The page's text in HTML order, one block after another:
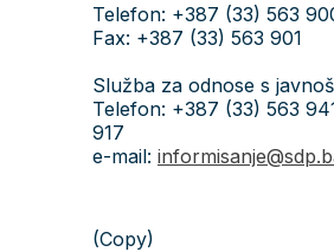
Telefon: +387 (33) 563
Fax: +387 (33) 563 901
Služba za odnose s
Telefon: +387 (33) 563
917
e-mail:
(Copy)